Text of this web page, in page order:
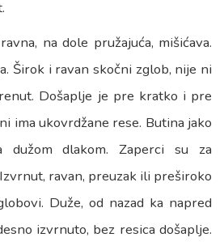
na dole pružajuća, mišićava.
Širok i ravan skočni zglob, nije ni
Došaplje je pre kratko i pre
ima ukovrdžane rese. Butina jako
dužom dlakom. Zaperci su za
ravan, preuzak ili preširoko
Duže, od nazad ka napred
izvrnuto, bez resica došaplje.